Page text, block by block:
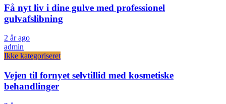
Få nyt liv i dine gulve med professionel
gulvafslibning
2 år ago
admin
Ikke kategoriseret
Vejen til fornyet selvtillid med kosmetiske
behandlinger